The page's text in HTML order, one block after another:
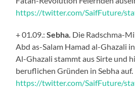
https://twitter.com/SaifFuture/
+ 01.09.: Sebha. Die Radschma-
Abd as-Salam Hamad al-Ghazali
Al-Ghazali stammt aus Sirte und
beruflichen Gründen in Sebha auf.
https://twitter.com/SaifFuture/